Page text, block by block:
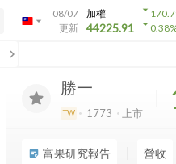
arrow_drop_down
08/07
更新
加權
44225.91
arrow_drop_down
arrow_drop_down0.38
勝一
TW 1773 上市
sticky_note_2 富果研究報告 營收
chevron_left